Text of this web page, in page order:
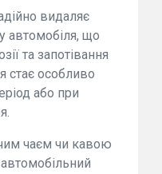
видаляє
автомобіля, що
та запотівання
стає особливо
або при
чаєм чи кавою